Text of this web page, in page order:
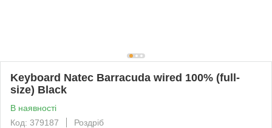
Keyboard Natec Barracuda wired 100% (full-
size) Black
В наявності
Код: 379187
Роздріб